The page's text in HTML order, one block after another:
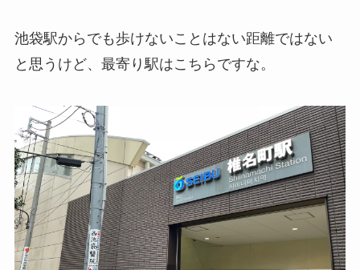
池袋駅からでも歩けないことはない距離ではない
と思うけど、最寄り駅はこちらですな。